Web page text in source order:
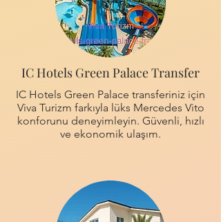
IC Hotels Green Palace Transfer
IC Hotels Green Palace transferiniz için
Viva Turizm farkıyla lüks Mercedes Vito
konforunu deneyimleyin. Güvenli, hızlı
ve ekonomik ulaşım.